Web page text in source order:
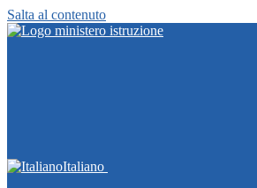
Salta al contenuto
Italiano